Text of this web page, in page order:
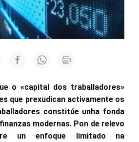
o «capital dos traballadores»
que prexudican activamente os
constitúe unha fonda
modernas. Pon de relevo
un enfoque limitado na